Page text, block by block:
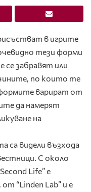
в игрите
тези форми
се забравят или
по които те
варират от
да намерят
на
са видели възхода
С около
Life” е
“Linden Lab” и е